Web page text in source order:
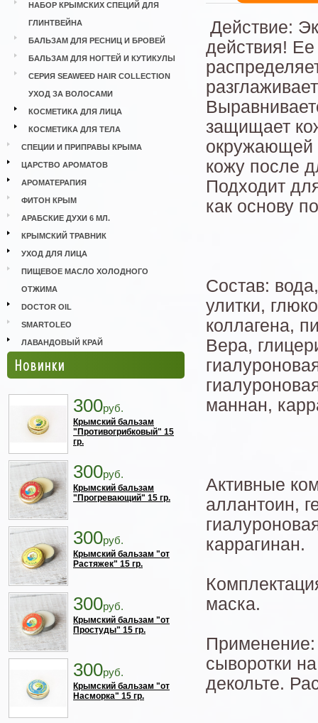
НАБОР КРЫМСКИХ СПЕЦИЙ ДЛЯ
ГЛИНТВЕЙНА
БАЛЬЗАМ ДЛЯ РЕСНИЦ И БРОВЕЙ
БАЛЬЗАМ ДЛЯ НОГТЕЙ И КУТИКУЛЫ
СЕРИЯ SEAWEED HAIR COLLECTION
УХОД ЗА ВОЛОСАМИ
КОСМЕТИКА ДЛЯ ЛИЦА
КОСМЕТИКА ДЛЯ ТЕЛА
СПЕЦИИ И ПРИПРАВЫ КРЫМА
ЦАРСТВО АРОМАТОВ
АРОМАТЕРАПИЯ
ФИТОН КРЫМ
АРАБСКИЕ ДУХИ 6 МЛ.
КРЫМСКИЙ ТРАВНИК
УХОД ДЛЯ ЛИЦА
ПИЩЕВОЕ МАСЛО ХОЛОДНОГО
ОТЖИМА
DOCTOR OIL
SMARTOLEO
ЛАВАНДОВЫЙ КРАЙ
Новинки
300руб.
Крымский бальзам
"Противогрибковый" 15
гр.
300руб.
Крымский бальзам
"Прогревающий" 15 гр.
300руб.
Крымский бальзам "от
Растяжек" 15 гр.
300руб.
Крымский бальзам "от
Простуды" 15 гр.
300руб.
Крымский бальзам "от
Насморка" 15 гр.
Действие:
действия! Ее
защищает
окружающей
кожу после
Подходит
как основу
Состав:
улитки,
коллагена,
Вера,
маннан,
Активные
аллантоин,
каррагинан.
маска.
Применение:
сыворотки
декольте.